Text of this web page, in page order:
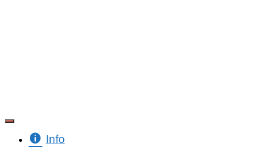
Toggle Navigation
Info